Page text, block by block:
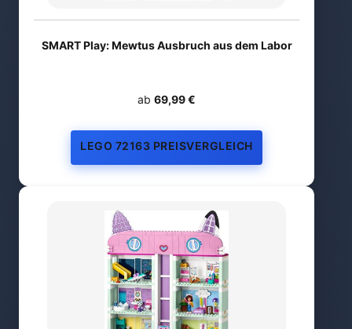
SMART Play: Mewtus Ausbruch aus dem Labor
ab 69,99 €
LEGO 72163 PREISVERGLEICH